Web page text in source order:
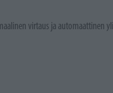
virtaus ja automaattinen